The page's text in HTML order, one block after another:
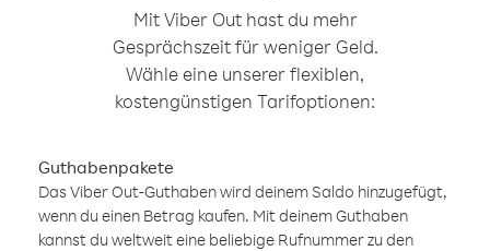
Mit Viber Out hast du mehr
Gesprächszeit für weniger Geld.
Wähle eine unserer flexiblen,
kostengünstigen Tarifoptionen:
Guthabenpakete
Das Viber Out-Guthaben wird deinem Saldo hinzugefügt,
wenn du einen Betrag kaufen. Mit deinem Guthaben
kannst du weltweit eine beliebige Rufnummer zu den